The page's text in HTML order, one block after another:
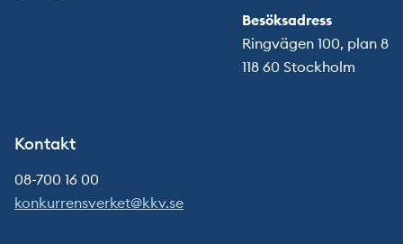
Besöksadress
Ringvägen 100, plan 8
118 60 Stockholm
Kontakt
08-700 16 00
konkurrensverket@kkv.se